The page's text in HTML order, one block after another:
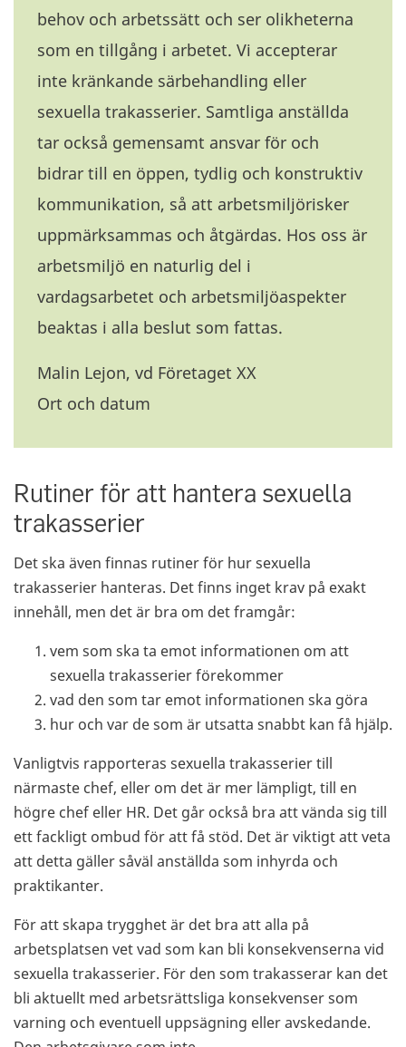
behov och arbetssätt och ser olikheterna
som en tillgång i arbetet. Vi accepterar
inte kränkande särbehandling eller
sexuella trakasserier. Samtliga anställda
tar också gemensamt ansvar för och
bidrar till en öppen, tydlig och konstruktiv
kommunikation, så att arbetsmiljörisker
uppmärksammas och åtgärdas. Hos oss är
arbetsmiljö en naturlig del i
vardagsarbetet och arbetsmiljöaspekter
beaktas i alla beslut som fattas.
Malin Lejon, vd Företaget XX
Ort och datum
Rutiner för att hantera sexuella
trakasserier
Det ska även finnas rutiner för hur sexuella
trakasserier hanteras. Det finns inget krav på exakt
innehåll, men det är bra om det framgår:
vem som ska ta emot informationen om att
sexuella trakasserier förekommer
vad den som tar emot informationen ska göra
hur och var de som är utsatta snabbt kan få hjälp.
Vanligtvis rapporteras sexuella trakasserier till
närmaste chef, eller om det är mer lämpligt, till en
högre chef eller HR. Det går också bra att vända sig till
ett fackligt ombud för att få stöd. Det är viktigt att veta
att detta gäller såväl anställda som inhyrda och
praktikanter.
För att skapa trygghet är det bra att alla på
arbetsplatsen vet vad som kan bli konsekvenserna vid
sexuella trakasserier. För den som trakasserar kan det
bli aktuellt med arbetsrättsliga konsekvenser som
varning och eventuell uppsägning eller avskedande.